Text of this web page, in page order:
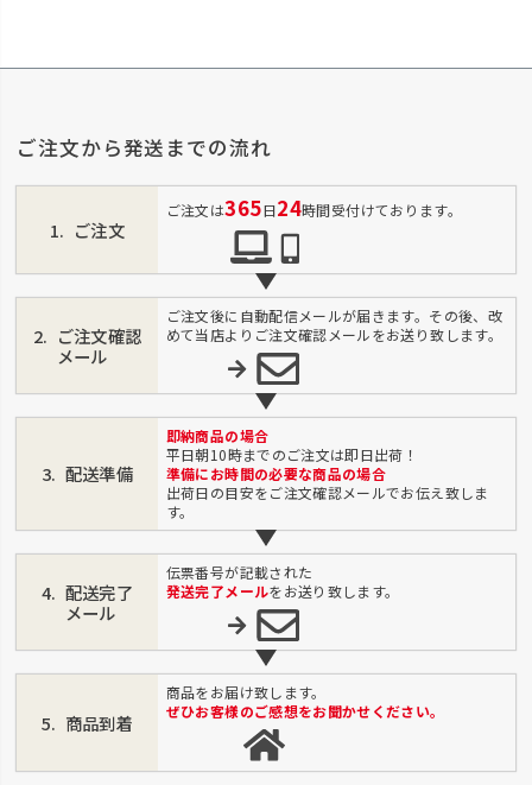
ご注文から発送までの流れ
ご注文
ご注文は365日24時間受付けております。
ご注文確認
メール
ご注文後に自動配信メールが届きます。その後、改
めて当店よりご注文確認メールをお送り致します。
配送準備
即納商品の場合
平日朝10時までのご注文は即日出荷！
準備にお時間の必要な商品の場合
出荷日の目安をご注文確認メールでお伝え致しま
す。
配送完了
メール
伝票番号が記載された
発送完了メールをお送り致します。
商品到着
商品をお届け致します。
ぜひお客様のご感想をお聞かせください。